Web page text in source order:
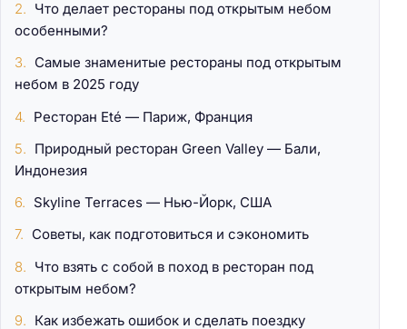
Что делает рестораны под открытым небом
особенными?
Самые знаменитые рестораны под открытым
небом в 2025 году
Ресторан Eté — Париж, Франция
Природный ресторан Green Valley — Бали,
Индонезия
Skyline Terraces — Нью-Йорк, США
Советы, как подготовиться и сэкономить
Что взять с собой в поход в ресторан под
открытым небом?
Как избежать ошибок и сделать поездку